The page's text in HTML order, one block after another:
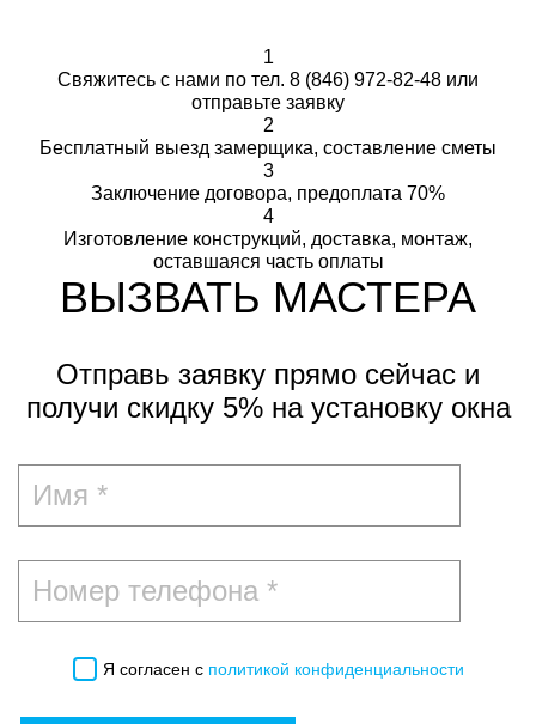
1
Свяжитесь с нами по тел. 8 (846) 972-82-48 или
отправьте заявку
2
Бесплатный выезд замерщика, составление сметы
3
Заключение договора, предоплата 70%
4
Изготовление конструкций, доставка, монтаж,
оставшаяся часть оплаты
ВЫЗВАТЬ МАСТЕРА
Отправь заявку прямо сейчас и
получи скидку 5%на установку окна
Я согласен с политикой конфиденциальности